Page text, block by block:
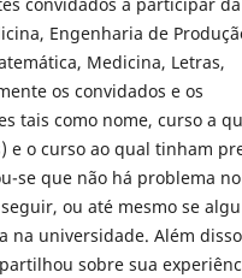
convidados a participar
Engenharia de
Medicina, Letras,
os convidados e os
tais como nome, curso a
e o curso ao qual tinham
se que não há problema
ou até mesmo se
na universidade. Além
sobre sua